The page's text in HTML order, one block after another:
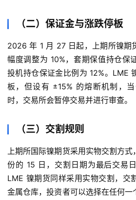
内
盘
期
货
（二）保证金与涨跌停板
2026 年 1 月 27 日起，上期所镍期
幅度调整为 10%，套期保值持仓保
投机持仓保证金比例为 12%。LME
板，但设有 ±15% 的熔断机制，
时，交易所会暂停交易并进行审查。
（三）交割规则
上期所国际镍期货采用实物交割方
份的 15 日，交割日期为最后交易
LME 镍期货同样采用实物交割，交
金属仓库，投资者可以选择在任何